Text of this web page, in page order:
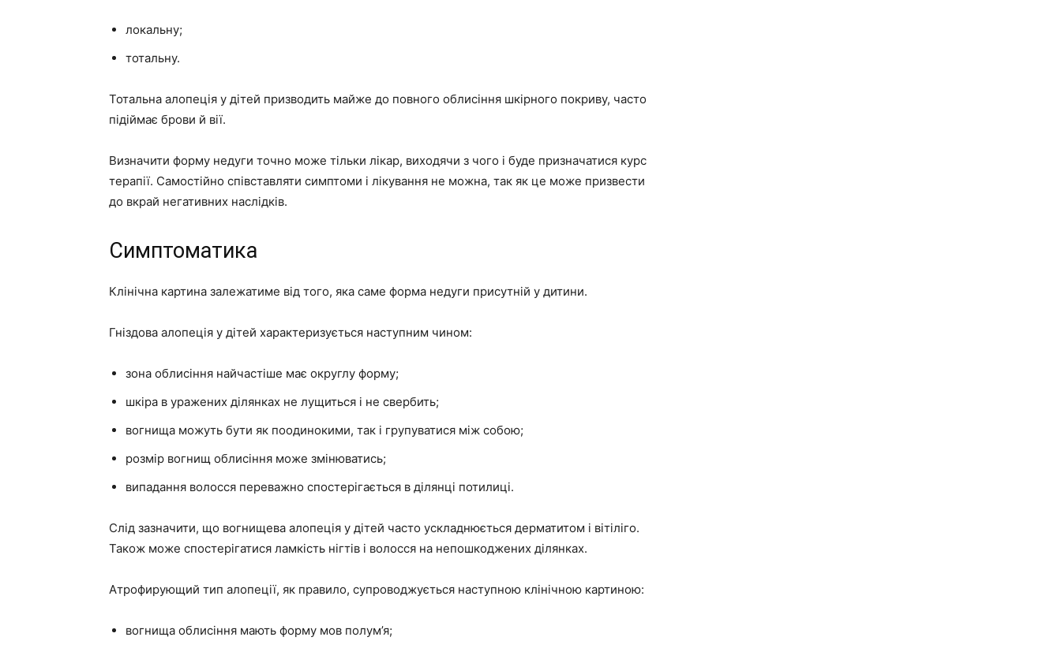
локальну;
тотальну.
Тотальна алопеція у дітей призводить майже до повного облисіння шкірного покриву, часто
підіймає брови й вії.
Визначити форму недуги точно може тільки лікар, виходячи з чого і буде призначатися курс
терапії. Самостійно співставляти симптоми і лікування не можна, так як це може призвести
до вкрай негативних наслідків.
Симптоматика
Клінічна картина залежатиме від того, яка саме форма недуги присутній у дитини.
Гніздова алопеція у дітей характеризується наступним чином:
зона облисіння найчастіше має округлу форму;
шкіра в уражених ділянках не лущиться і не свербить;
вогнища можуть бути як поодинокими, так і групуватися між собою;
розмір вогнищ облисіння може змінюватись;
випадання волосся переважно спостерігається в ділянці потилиці.
Слід зазначити, що вогнищева алопеція у дітей часто ускладнюється дерматитом і вітіліго.
Також може спостерігатися ламкість нігтів і волосся на непошкоджених ділянках.
Атрофирующий тип алопеції, як правило, супроводжується наступною клінічною картиною:
вогнища облисіння мають форму мов полум’я;